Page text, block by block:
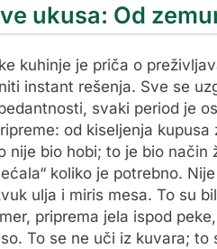
ukusa: Od
kuhinje je priča o
instant rešenja. Sve se
svaki period je
od kiseljenja
nije bio hobi; to je bio
koliko je potrebno.
ulja i miris mesa. To su
priprema jela ispod
To se ne uči iz kuvara;